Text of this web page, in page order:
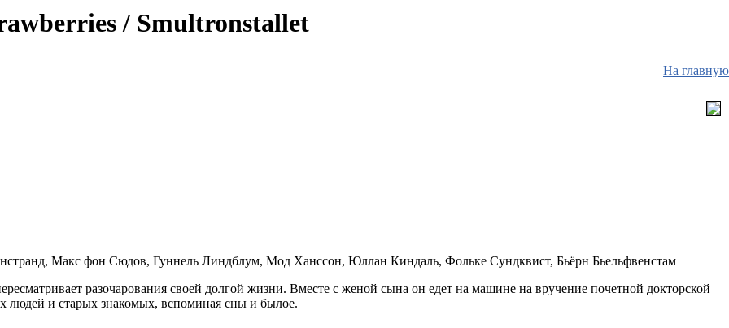
/ Smultronstallet
На главную
Макс фон Сюдов, Гуннель Линдблум, Мод Ханссон, Юллан Киндаль, Фольке Сундквист, Бьёрн Бьельфвенстам
разочарования своей долгой жизни. Вместе с женой сына он едет на машине на вручение почетной докторской
людей и старых знакомых, вспоминая сны и былое.